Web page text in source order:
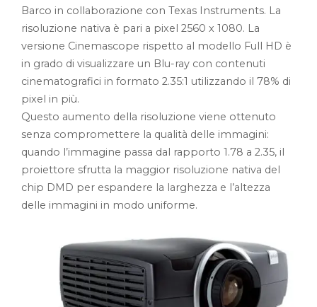
Barco in collaborazione con Texas Instruments. La
risoluzione nativa è pari a pixel 2560 x 1080. La
versione Cinemascope rispetto al modello Full HD è
in grado di visualizzare un Blu-ray con contenuti
cinematografici in formato 2.35:1 utilizzando il 78% di
pixel in più.
Questo aumento della risoluzione viene ottenuto
senza compromettere la qualità delle immagini:
quando l’immagine passa dal rapporto 1.78 a 2.35, il
proiettore sfrutta la maggior risoluzione nativa del
chip DMD per espandere la larghezza e l’altezza
delle immagini in modo uniforme.